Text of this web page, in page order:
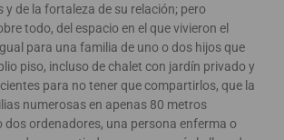
y de la fortaleza de su relación; pero
todo, del espacio en el que vivieron el
para una familia de uno o dos hijos que
piso, incluso de chalet con jardín privado y
para no tener que compartirlos, que la
numerosas en apenas 80 metros
dos ordenadores, una persona enferma o